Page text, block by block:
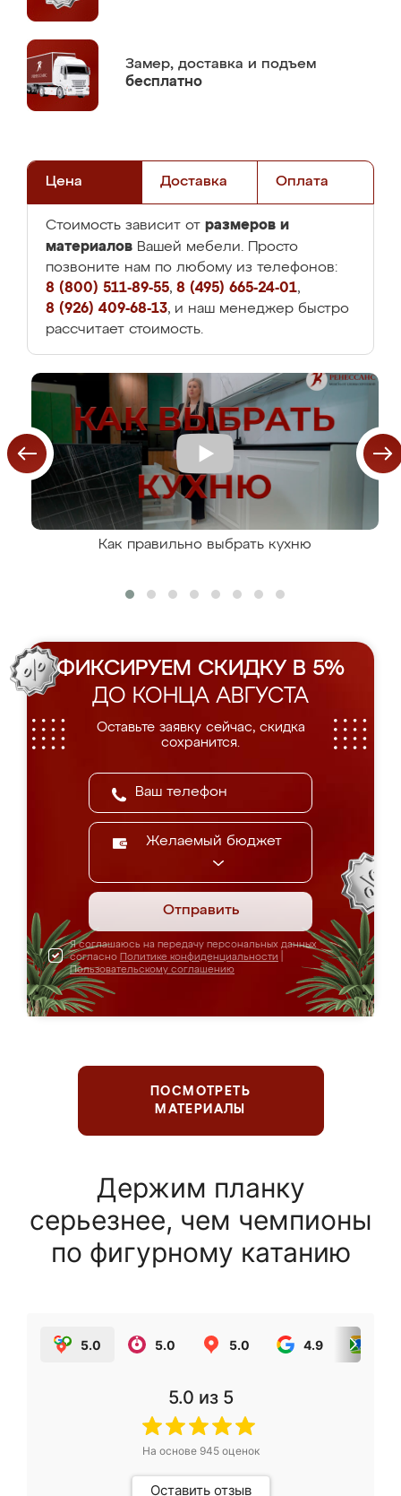
Замер, доставка и подъем
бесплатно
Цена Доставка Оплата
Стоимость зависит от размеров и
материалов Вашей мебели. Просто
позвоните нам по любому из телефонов:
8 (800) 511-89-55, 8 (495) 665-24-01,
8 (926) 409-68-13, и наш менеджер быстро
рассчитает стоимость.
Как правильно выбрать кухню
ФИКСИРУЕМ СКИДКУ В 5%
ДО КОНЦА АВГУСТА
Оставьте заявку сейчас, скидка
сохранится.
Желаемый бюджет
Отправить
Я соглашаюсь на передачу персональных данных
согласно Политике конфиденциальности
Пользовательскому соглашению
ПОСМОТРЕТЬ
МАТЕРИАЛЫ
Держим планку
серьезнее, чем чемпионы
по фигурному катанию
5.0 5.0 5.0 4.9
5.0 из 5
На основе 945оценок
Оставить отзыв